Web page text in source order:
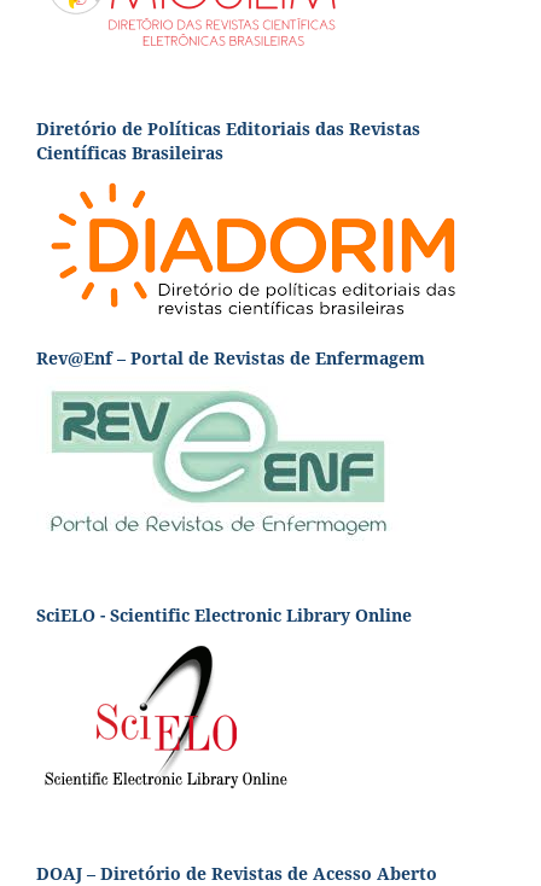
Diretório de Políticas Editoriais das Revistas
Científicas Brasileiras
Rev@Enf – Portal de Revistas de Enfermagem
SciELO - Scientific Electronic Library Online
DOAJ – Diretório de Revistas de Acesso Aberto